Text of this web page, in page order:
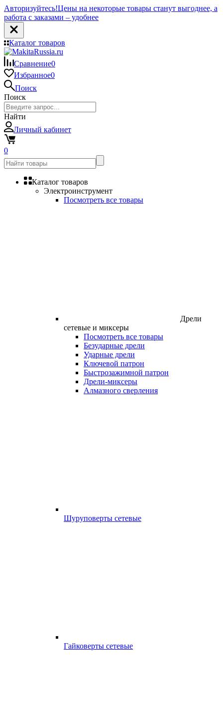
Авторизуйтесь!Цены на некоторые товары станут выгоднее, а
работа с заказами – удобнее
Каталог товаров
Сравнение0
Избранное0
Поиск
Поиск
Найти
Личный кабинет
0
Каталог товаров
Электроинструмент
Посмотреть все товары
Дрели
сетевые и миксеры
Посмотреть все товары
Безударные дрели
Ударные дрели
Ключевой патрон
Быстрозажимной патрон
Дрели-миксеры
Алмазного сверления
Шуруповерты сетевые
Гайковерты сетевые